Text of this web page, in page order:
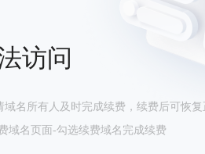
访问
名所有人及时完成续费，续费后可恢复
域名页面-勾选续费域名完成续费